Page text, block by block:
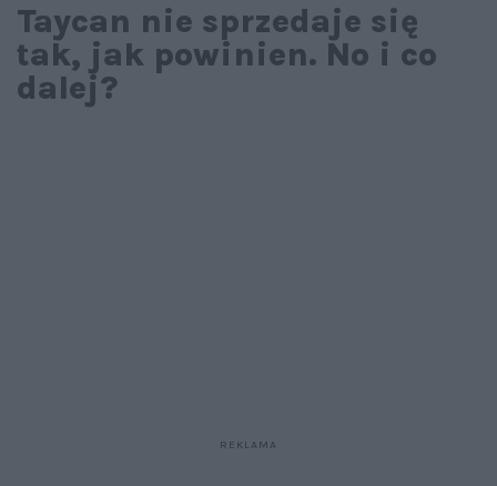
Taycan nie sprzedaje się
tak, jak powinien. No i co
dalej?